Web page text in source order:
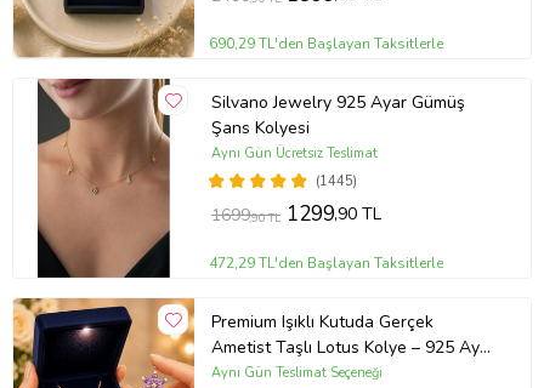
690,29 TL'den Başlayan Taksitlerle
Silvano Jewelry 925 Ayar Gümüş
Şans Kolyesi
(1445)
Aynı Gün Ücretsiz Teslimat
1699,90 TL 1299,90 TL
472,29 TL'den Başlayan Taksitlerle
Premium Işıklı Kutuda Gerçek
Ametist Taşlı Lotus Kolye – 925 Ayar
Gümüş Kadın Kolye
Aynı Gün Teslimat Seçeneği